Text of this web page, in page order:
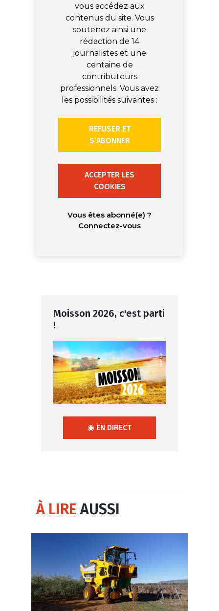
vous accédez aux
contenus du site. Vous
soutenez ainsi une
rédaction de 14
journalistes et une
centaine de
contributeurs
professionnels. Vous avez
les possibilités suivantes :
REFUSER ET
S’ABONNER
ACCEPTER LES
COOKIES
Vous êtes abonné(e) ?
Connectez-vous
Moisson 2026, c'est parti
!
◉ EN DIRECT
À LIREAUSSI